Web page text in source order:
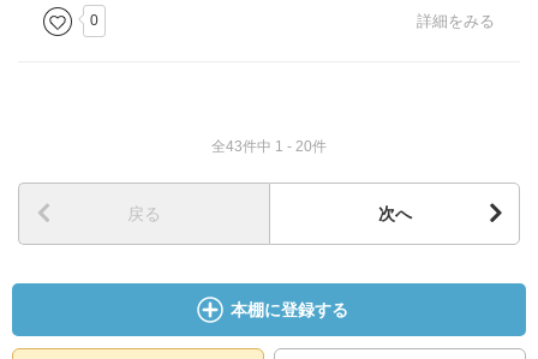
る。
0 詳細をみる
全43件中 1 - 20件
戻る 次へ
本棚に登録する